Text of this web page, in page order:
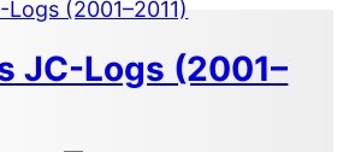
JC-Logs (2001–